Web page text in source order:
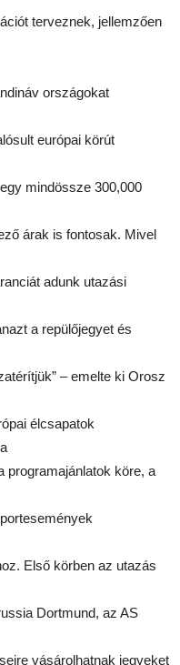
terveznek, jellemzően
országokat
európai körút
mindössze 300,000
árak is fontosak. Mivel
adunk utazási
a repülőjegyet és
– emelte ki Orosz
élcsapatok
programajánlatok köre, a
Első körben az utazás
Dortmund, az AS
vásárolhatnak jegyeket